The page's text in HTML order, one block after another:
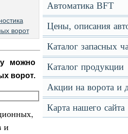
ворот
можно
ворот.
и
Автоматика BFT
Цены, описания
Каталог запасных
Каталог продукции
Акции на ворота и
Карта нашего сайта